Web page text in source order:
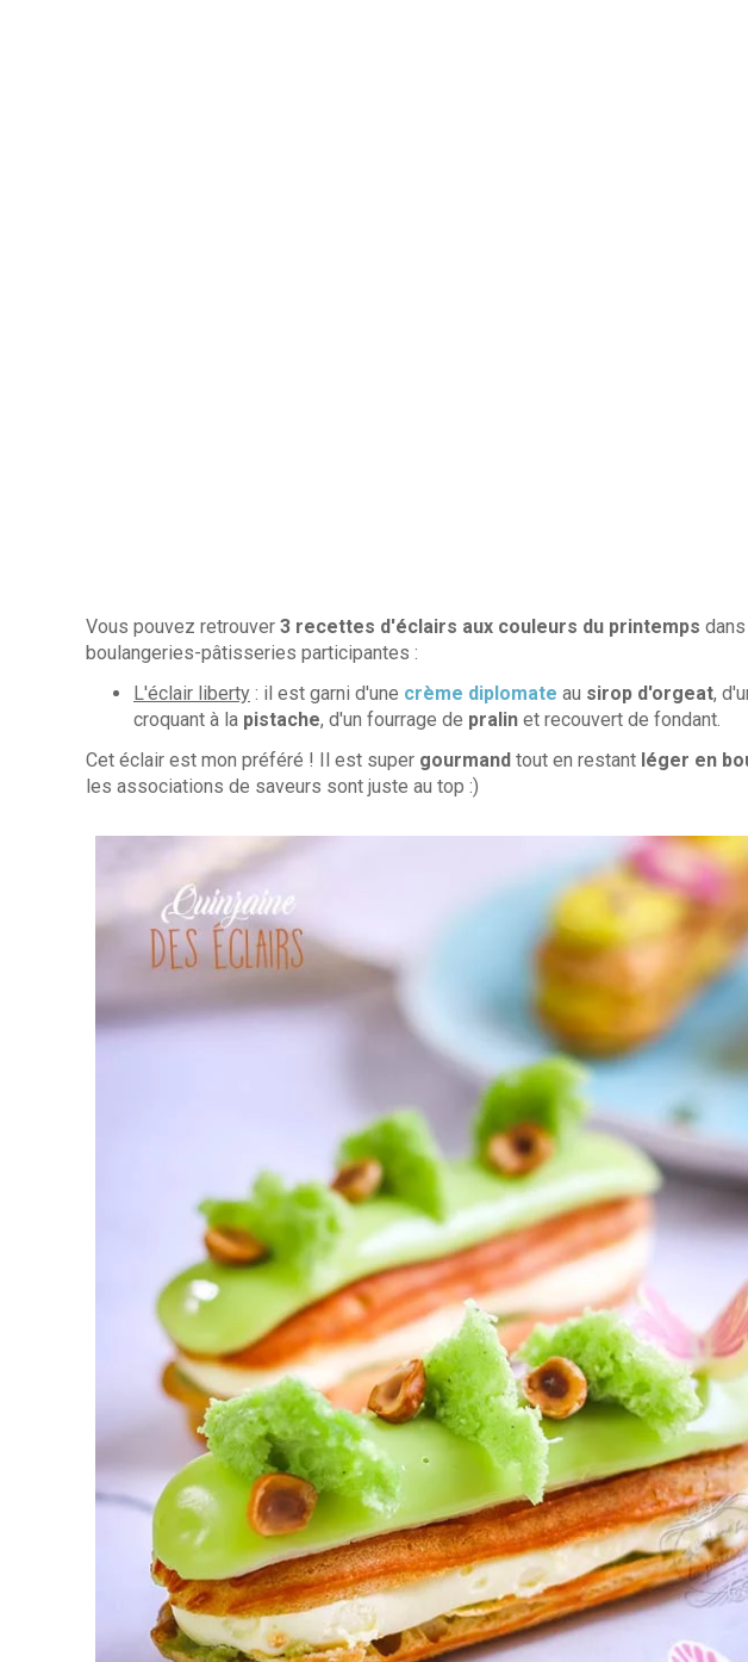
Vous pouvez retrouver 3 recettes d'éclairs aux couleurs du printemps
boulangeries-pâtisseries participantes :
L'éclair liberty : il est garni d'une crème diplomate au sirop d'orgeat,
croquant à la pistache, d'un fourrage de pralin et recouvert de fondant.
Cet éclair est mon préféré ! Il est super gourmand tout en restant léger en
les associations de saveurs sont juste au top :)
Les 30